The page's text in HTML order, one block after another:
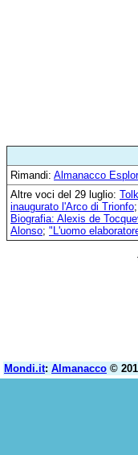
Rimandi: Almanacco
Altre voci del 29 luglio:
inaugurato l'Arco di Trionfo;
Biografia: Alexis de
Alonso; "L'uomo
Mondi.it: Almanacco ©